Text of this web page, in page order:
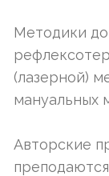
Методики
(лазерной)
мануальных
Авторские